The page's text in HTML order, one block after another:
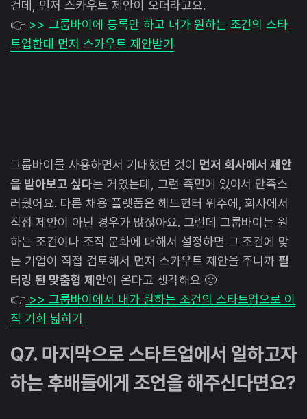
건데, 먼저 스카우트 제안이 오더라고요.
👉>> 그룹바이에 등록만 하고 내가 원하는 조건의 스타
트업한테 먼저 스카우트 제안받기
그룹바이를 사용하면서 기대했던 것이 먼저 회사에서 제안
을 받아보고 싶다는 거였는데, 그런 측면에 있어서 만족스
러웠어요. 다른 채용 플랫폼은 헤드헌터 위주에, 회사에서
직접 제안이 아닌 경우가 많잖아요. 그런데 그룹바이는 원
하는 조건이나 조직 문화에 대해서 설정하면 그 조건에 맞
는 기업이 직접 검토해서 먼저 스카우트 제안을 주니까 필
터링 된 맞춤형 제안이 온다고 생각해요 🙂
👉>> 그룹바이에서 내가 원하는 조건의 스타트업으로 이
직 기회 넓히기
Q7. 마지막으로 스타트업에서 일하고자
하는 후배들에게 조언을 해주신다면요?